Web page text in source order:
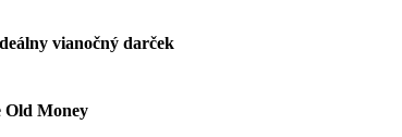
vianočný darček
Old Money